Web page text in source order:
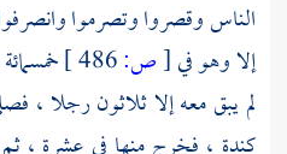
الناس وقصروا وتصرموا
إلا وهو في[ص:
لم يبق معه إلا ثلاثون رجلا ،